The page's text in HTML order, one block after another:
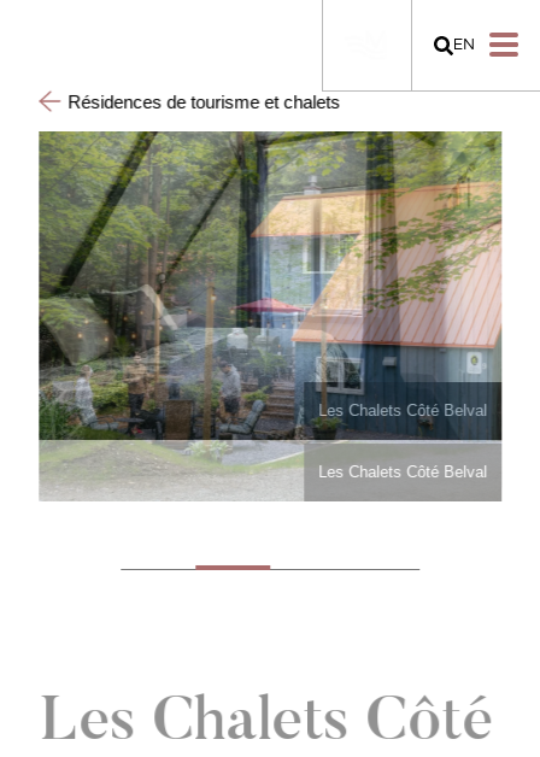
EN
Résidences de tourisme et chalets
Les Chalets Côté Belval
Les Chalets Côté Belval
Les Chalets Côté